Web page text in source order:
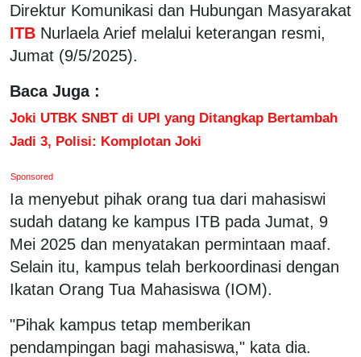
Direktur Komunikasi dan Hubungan Masyarakat
ITB Nurlaela Arief melalui keterangan resmi,
Jumat (9/5/2025).
Baca Juga :
Joki UTBK SNBT di UPI yang Ditangkap Bertambah
Jadi 3, Polisi: Komplotan Joki
Sponsored
Ia menyebut pihak orang tua dari mahasiswi
sudah datang ke kampus ITB pada Jumat, 9
Mei 2025 dan menyatakan permintaan maaf.
Selain itu, kampus telah berkoordinasi dengan
Ikatan Orang Tua Mahasiswa (IOM).
"Pihak kampus tetap memberikan
pendampingan bagi mahasiswa," kata dia.